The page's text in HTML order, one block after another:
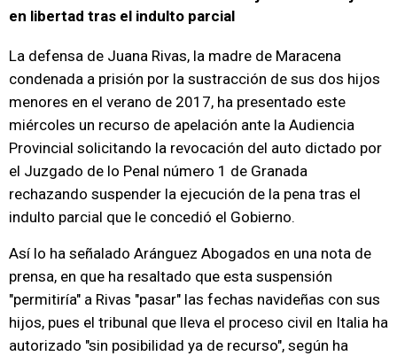
en libertad tras el indulto parcial
La defensa de Juana Rivas, la madre de Maracena
condenada a prisión por la sustracción de sus dos hijos
menores en el verano de 2017, ha presentado este
miércoles un recurso de apelación ante la Audiencia
Provincial solicitando la revocación del auto dictado por
el Juzgado de lo Penal número 1 de Granada
rechazando suspender la ejecución de la pena tras el
indulto parcial que le concedió el Gobierno.
Así lo ha señalado Aránguez Abogados en una nota de
prensa, en que ha resaltado que esta suspensión
"permitiría" a Rivas "pasar" las fechas navideñas con sus
hijos, pues el tribunal que lleva el proceso civil en Italia ha
autorizado "sin posibilidad ya de recurso", según ha